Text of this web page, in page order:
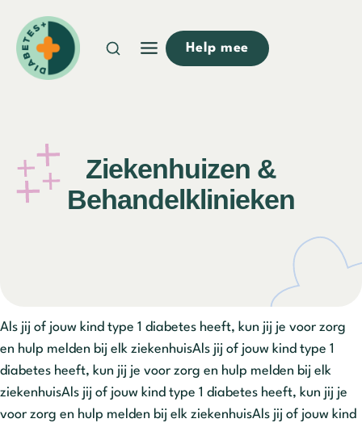
naar
inhoud
Help mee
Ziekenhuizen &
Behandelklinieken
Als jij of jouw kind type 1 diabetes heeft, kun jij je voor zorg
en hulp melden bij elk ziekenhuisAls jij of jouw kind type 1
diabetes heeft, kun jij je voor zorg en hulp melden bij elk
ziekenhuisAls jij of jouw kind type 1 diabetes heeft, kun jij je
voor zorg en hulp melden bij elk ziekenhuisAls jij of jouw kind